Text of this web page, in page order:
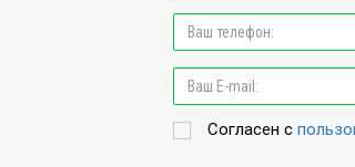
Согласен с